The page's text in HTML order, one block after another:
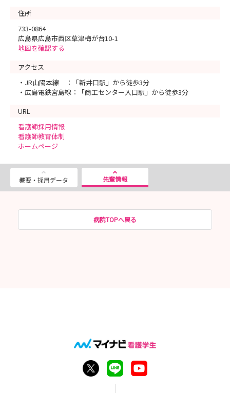
住所
733-0864
広島県広島市西区草津梅が台10-1
地図を確認する
アクセス
・JR山陽本線 ：「新井口駅」から徒歩3分
・広島電鉄宮島線：「商工センター入口駅」から徒歩3分
URL
看護師採用情報
看護師教育体制
ホームページ
概要・採用データ 先輩情報
病院TOPへ戻る